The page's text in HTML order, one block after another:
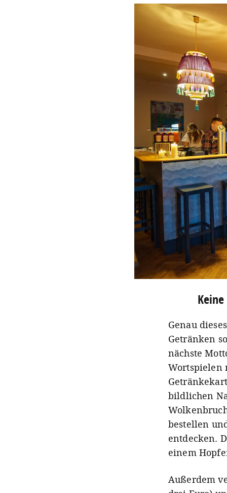
Genau
Getränken
nächste
Wortspielen
bildlichen
bestellen
entdecken.
einem
Außerdem